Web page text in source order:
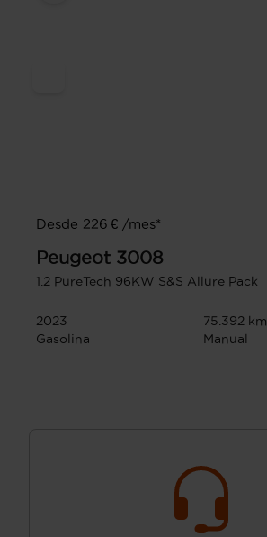
Desde 226 € /mes*
Peugeot 3008
1.2 PureTech 96KW S&S Allure Pack
2023
75.392 km
Gasolina
Manual